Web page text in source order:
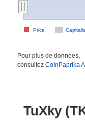
Price
Pour plus de données,
consultez CoinPaprika
TuXky